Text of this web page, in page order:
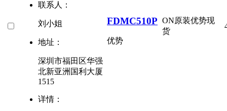
联系人：
刘小姐
地址：
深圳市福田区华强
北新亚洲国利大厦
1515
详情：
FDMC510P
优势
ON原装优势现
货